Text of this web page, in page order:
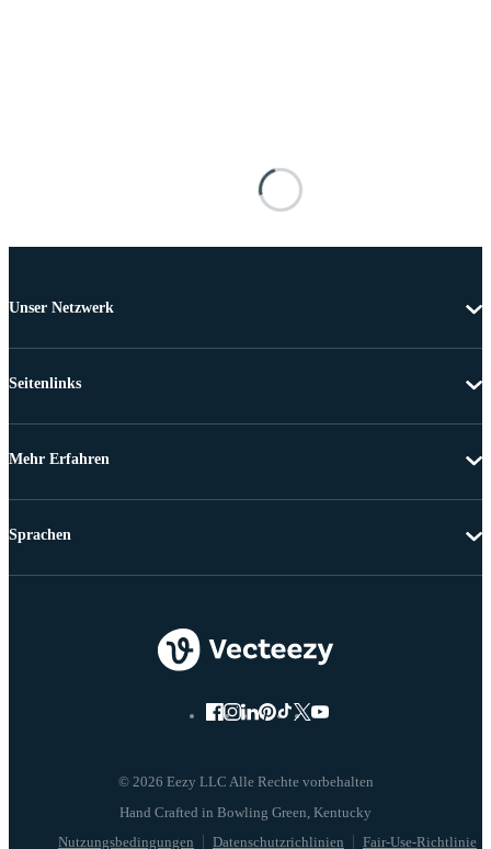
Unser Netzwerk
Seitenlinks
Mehr Erfahren
© 2026 Eezy LLC Alle Rechte vorbehalten
Nutzungsbedingungen Datenschutzrichlinien Fair-Use-Richtlinie
Sprachen